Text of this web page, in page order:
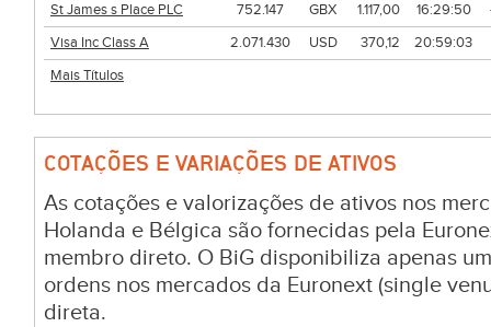
St James s Place PLC
752.147 GBX 1.117,00 16:29:50
Visa Inc Class A
2.071.430 USD 370,12
20:59:03
Mais Títulos
COTAÇÕES E VARIAÇÕES DE ATIVOS
As cotações e valorizações de ativos nos
Holanda e Bélgica são fornecidas pela
membro direto. O BiG disponibiliza apenas
ordens nos mercados da Euronext (single
direta.